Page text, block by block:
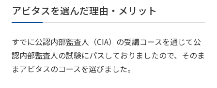
アビタスを選んだ理由・メリット
すでに公認内部監査人（CIA）の受講コースを通じて公
認内部監査人の試験にパスしておりましたので、そのま
まアビタスのコースを選びました。